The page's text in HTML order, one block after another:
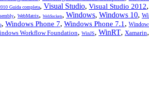
Guida completa, Visual Studio, Visual Studio 2012,
, WebMatrix, WebSockets, Windows, Windows 10,
, Windows Phone 7, Windows Phone 7.1 ,
Workflow Foundation, WinJS, WinRT, Xamarin,